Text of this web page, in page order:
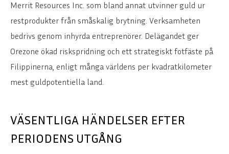
Merrit Resources Inc. som bland annat utvinner guld ur
restprodukter från småskalig brytning. Verksamheten
bedrivs genom inhyrda entreprenörer. Delägandet ger
Orezone ökad riskspridning och ett strategiskt fotfäste på
Filippinerna, enligt många världens per kvadratkilometer
mest guldpotentiella land.
VÄSENTLIGA HÄNDELSER EFTER
PERIODENS UTGÅNG